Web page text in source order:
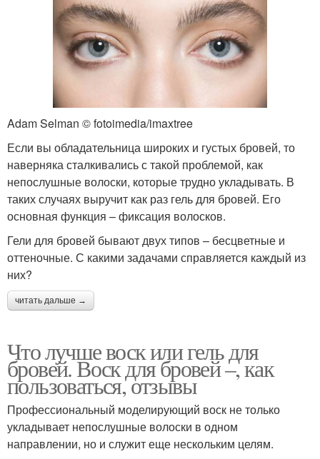
Adam Selman © fotoimedia/imaxtree
Если вы обладательница широких и густых бровей, то
наверняка сталкивались с такой проблемой, как
непослушные волоски, которые трудно укладывать. В
таких случаях выручит как раз гель для бровей. Его
основная функция – фиксация волосков.
Гели для бровей бывают двух типов – бесцветные и
оттеночные. С какими задачами справляется каждый из
них?
читать дальше →
Что лучше воск или гель для
бровей. Воск для бровей –, как
пользоваться, отзывы
Профессиональный моделирующий воск не только
укладывает непослушные волоски в одном
направлении, но и служит еще нескольким целям.